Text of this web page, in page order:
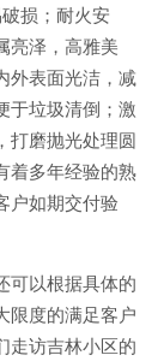
损；耐火安
亮泽，高雅美
外表面光洁，减
于垃圾清倒；激
打磨抛光处理圆
着多年经验的熟
户如期交付验
可以根据具体的
限度的满足客户
走访吉林小区的